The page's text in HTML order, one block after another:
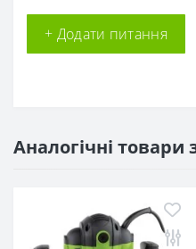
+ Додати питання
Аналогічні